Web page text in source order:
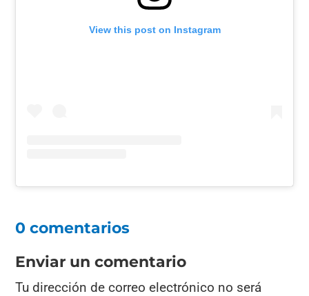
View this post on Instagram
0 comentarios
Enviar un comentario
Tu dirección de correo electrónico no será